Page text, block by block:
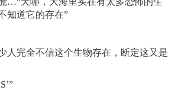
知道它的存在”
完全不信这个生物存在，断定这又是